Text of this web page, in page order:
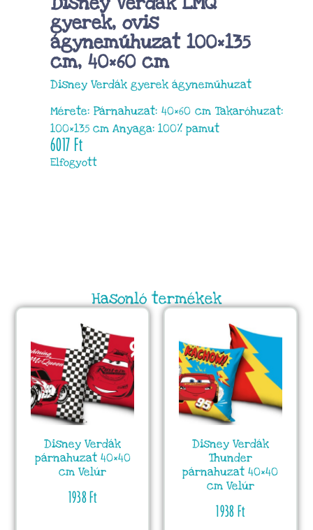
gyerek, ovis
ágyneműhuzat 100×135
cm, 40×60 cm
Disney Verdák gyerek ágyneműhuzat
Mérete: Párnahuzat: 40×60 cm Takaróhuzat:
100×135 cm Anyaga: 100% pamut
6017Ft
Elfogyott
Hasonló termékek
Disney Verdák
párnahuzat 40×40
cm Velúr
1938Ft
Disney Verdák
Thunder
párnahuzat 40×40
cm Velúr
1938Ft